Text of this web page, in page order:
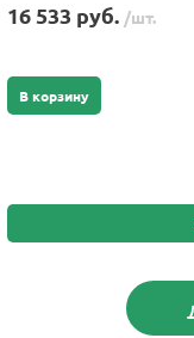
16 533 руб. /шт.
В корзину